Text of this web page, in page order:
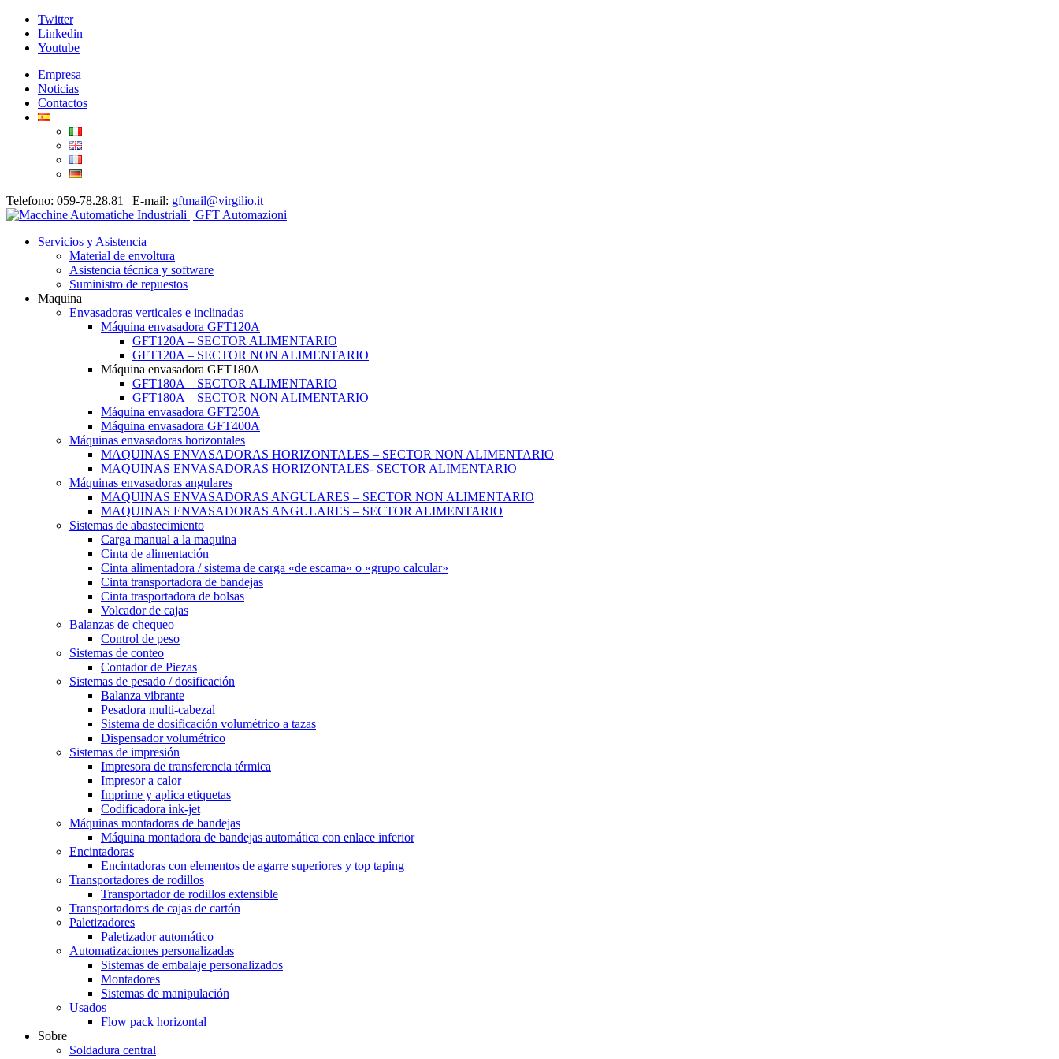
Twitter
Linkedin
Youtube
Empresa
Noticias
Contactos
Telefono: 059-78.28.81 | E-mail: gftmail@virgilio.it
Servicios y Asistencia
Material de envoltura
Asistencia técnica y software
Suministro de repuestos
Maquina
Envasadoras verticales e inclinadas
Máquina envasadora GFT120A
GFT120A – SECTOR ALIMENTARIO
GFT120A – SECTOR NON ALIMENTARIO
Máquina envasadora GFT180A
GFT180A – SECTOR ALIMENTARIO
GFT180A – SECTOR NON ALIMENTARIO
Máquina envasadora GFT250A
Máquina envasadora GFT400A
Máquinas envasadoras horizontales
MAQUINAS ENVASADORAS HORIZONTALES – SECTOR NON ALIMENTARIO
MAQUINAS ENVASADORAS HORIZONTALES- SECTOR ALIMENTARIO
Máquinas envasadoras angulares
MAQUINAS ENVASADORAS ANGULARES – SECTOR NON ALIMENTARIO
MAQUINAS ENVASADORAS ANGULARES – SECTOR ALIMENTARIO
Sistemas de abastecimiento
Carga manual a la maquina
Cinta de alimentación
Cinta alimentadora / sistema de carga «de escama» o «grupo calcular»
Cinta transportadora de bandejas
Cinta trasportadora de bolsas
Volcador de cajas
Balanzas de chequeo
Control de peso
Sistemas de conteo
Contador de Piezas
Sistemas de pesado / dosificación
Balanza vibrante
Pesadora multi-cabezal
Sistema de dosificación volumétrico a tazas
Dispensador volumétrico
Sistemas de impresión
Impresora de transferencia térmica
Impresor a calor
Imprime y aplica etiquetas
Codificadora ink-jet
Máquinas montadoras de bandejas
Máquina montadora de bandejas automática con enlace inferior
Encintadoras
Encintadoras con elementos de agarre superiores y top taping
Transportadores de rodillos
Transportador de rodillos extensible
Transportadores de cajas de cartón
Paletizadores
Paletizador automático
Automatizaciones personalizadas
Sistemas de embalaje personalizados
Montadores
Sistemas de manipulación
Usados
Flow pack horizontal
Sobre
Soldadura central